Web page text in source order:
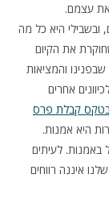
עצמם.
ובשבילי היא כל מה
את הקיום
והמציאות
אחרים
2014 בטקס קבלת פרס
היא אמנות.
באמנות. לעיתים
איננה רווחים